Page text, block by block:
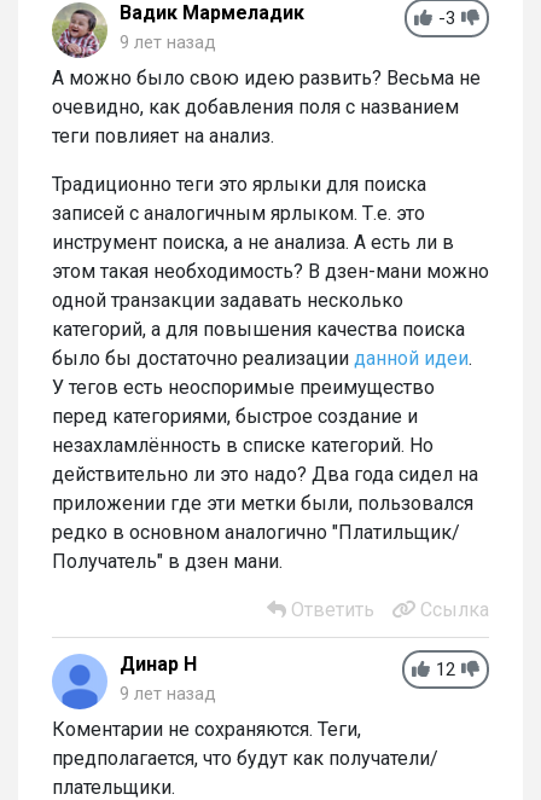
-3
Вадик Мармеладик
9 лет назад
А можно было свою идею развить? Весьма не
очевидно, как добавления поля с названием
теги повлияет на анализ.
Традиционно теги это ярлыки для поиска
записей с аналогичным ярлыком. Т.е. это
инструмент поиска, а не анализа. А есть ли в
этом такая необходимость? В дзен-мани можно
одной транзакции задавать несколько
категорий, а для повышения качества поиска
было бы достаточно реализации данной идеи.
У тегов есть неоспоримые преимущество
перед категориями, быстрое создание и
незахламлённость в списке категорий. Но
действительно ли это надо? Два года сидел на
приложении где эти метки были, пользовался
редко в основном аналогично "Платильщик/
Получатель" в дзен мани.
Ответить Ссылка
12
Динар Н
9 лет назад
Коментарии не сохраняются. Теги,
предполагается, что будут как получатели/
плательщики.